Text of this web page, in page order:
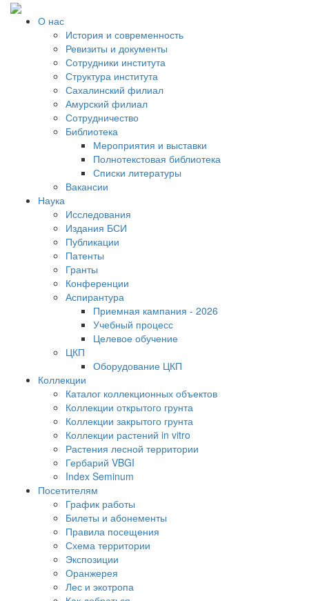
О нас
История и современность
Ревизиты и документы
Сотрудники института
Структура института
Сахалинский филиал
Амурский филиал
Сотрудничество
Библиотека
Мероприятия и выставки
Полнотекстовая библиотека
Списки литературы
Вакансии
Наука
Исследования
Издания БСИ
Публикации
Патенты
Гранты
Конференции
Аспирантура
Приемная кампания - 2026
Учебный процесс
Целевое обучение
ЦКП
Оборудование ЦКП
Коллекции
Каталог коллекционных объектов
Коллекции открытого грунта
Коллекции закрытого грунта
Коллекции растений in vitro
Растения лесной территории
Гербарий VBGI
Index Seminum
Посетителям
График работы
Билеты и абонементы
Правила посещения
Схема территории
Экспозиции
Оранжерея
Лес и экотропа